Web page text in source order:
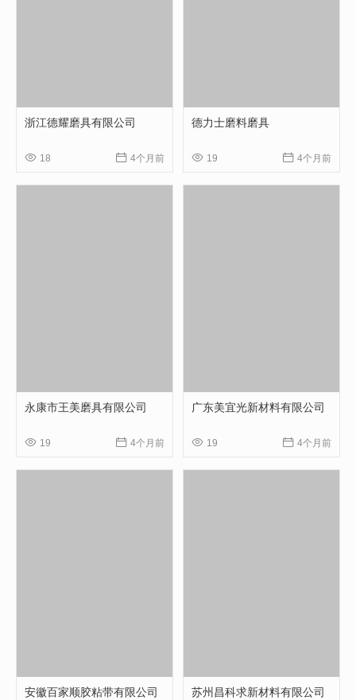
浙江德耀磨具有限公司
 18  4个月前
德力士磨料磨具
 19  4个月前
永康市王美磨具有限公司
 19  4个月前
广东美宜光新材料有限公司
 19  4个月前
安徽百家顺胶粘带有限公司 苏州昌科求新材料有限公司